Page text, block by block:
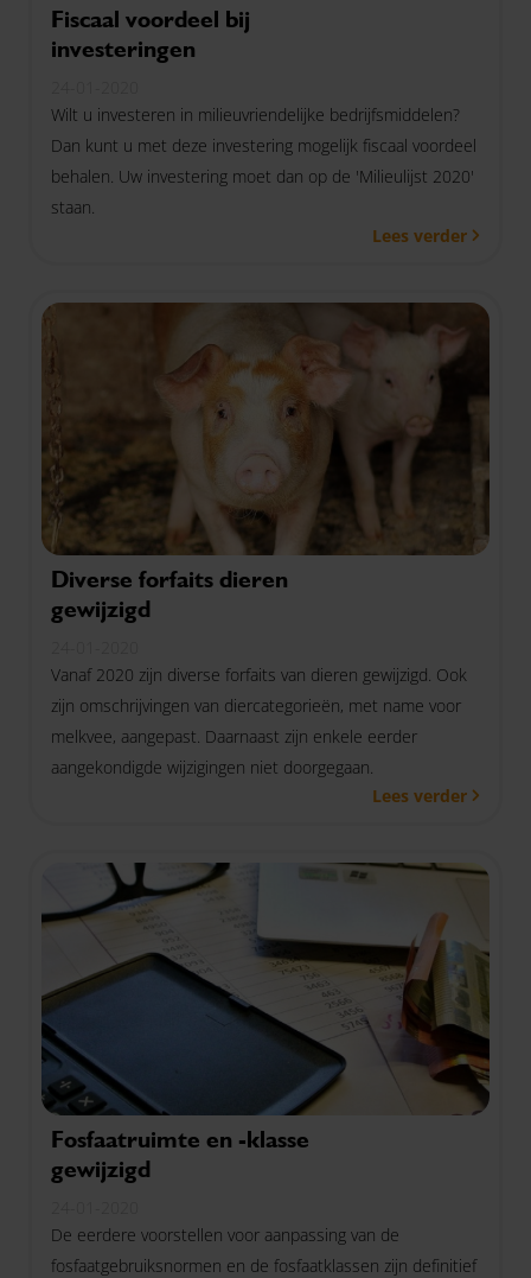
Fiscaal voordeel bij
investeringen
Wilt u investeren in milieuvriendelijke bedrijfsmiddelen?
Dan kunt u met deze investering mogelijk fiscaal voordeel
behalen. Uw investering moet dan op de 'Milieulijst 2020'
staan.
Lees verder
Diverse forfaits dieren
gewijzigd
Vanaf 2020 zijn diverse forfaits van dieren gewijzigd. Ook
zijn omschrijvingen van diercategorieën, met name voor
melkvee, aangepast. Daarnaast zijn enkele eerder
aangekondigde wijzigingen niet doorgegaan.
Lees verder
Fosfaatruimte en -klasse
gewijzigd
De eerdere voorstellen voor aanpassing van de
fosfaatgebruiksnormen en de fosfaatklassen zijn definitief